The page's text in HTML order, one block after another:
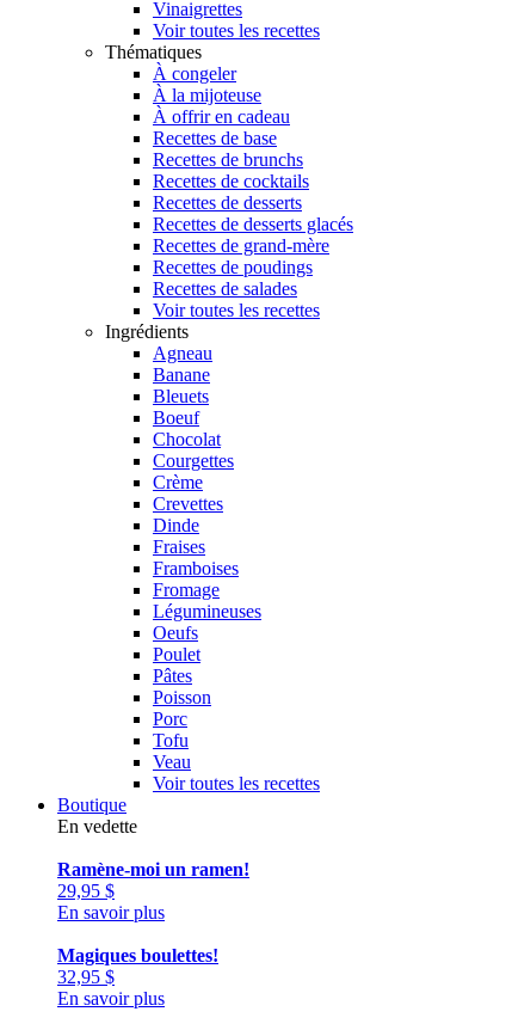
Vinaigrettes
Voir toutes les recettes
Thématiques
À congeler
À la mijoteuse
À offrir en cadeau
Recettes de base
Recettes de brunchs
Recettes de cocktails
Recettes de desserts
Recettes de desserts glacés
Recettes de grand-mère
Recettes de poudings
Recettes de salades
Voir toutes les recettes
Ingrédients
Agneau
Banane
Bleuets
Boeuf
Chocolat
Courgettes
Crème
Crevettes
Dinde
Fraises
Framboises
Fromage
Légumineuses
Oeufs
Poulet
Pâtes
Poisson
Porc
Tofu
Veau
Voir toutes les recettes
Boutique
En vedette
Ramène-moi un ramen!
29,95 $
En savoir plus
Magiques boulettes!
32,95 $
En savoir plus